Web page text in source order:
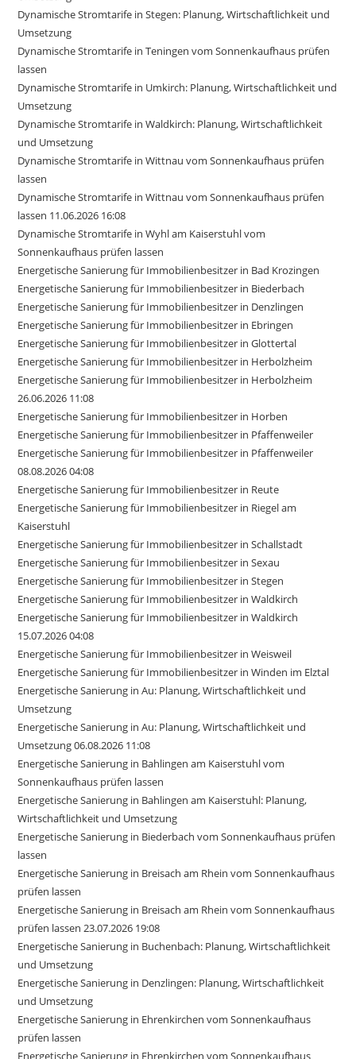
Dynamische Stromtarife in Stegen: Planung, Wirtschaftlichkeit und
Umsetzung
Dynamische Stromtarife in Teningen vom Sonnenkaufhaus prüfen
lassen
Dynamische Stromtarife in Umkirch: Planung, Wirtschaftlichkeit und
Umsetzung
Dynamische Stromtarife in Waldkirch: Planung, Wirtschaftlichkeit
und Umsetzung
Dynamische Stromtarife in Wittnau vom Sonnenkaufhaus prüfen
lassen
Dynamische Stromtarife in Wittnau vom Sonnenkaufhaus prüfen
lassen 11.06.2026 16:08
Dynamische Stromtarife in Wyhl am Kaiserstuhl vom
Sonnenkaufhaus prüfen lassen
Energetische Sanierung für Immobilienbesitzer in Bad Krozingen
Energetische Sanierung für Immobilienbesitzer in Biederbach
Energetische Sanierung für Immobilienbesitzer in Denzlingen
Energetische Sanierung für Immobilienbesitzer in Ebringen
Energetische Sanierung für Immobilienbesitzer in Glottertal
Energetische Sanierung für Immobilienbesitzer in Herbolzheim
Energetische Sanierung für Immobilienbesitzer in Herbolzheim
26.06.2026 11:08
Energetische Sanierung für Immobilienbesitzer in Horben
Energetische Sanierung für Immobilienbesitzer in Pfaffenweiler
Energetische Sanierung für Immobilienbesitzer in Pfaffenweiler
08.08.2026 04:08
Energetische Sanierung für Immobilienbesitzer in Reute
Energetische Sanierung für Immobilienbesitzer in Riegel am
Kaiserstuhl
Energetische Sanierung für Immobilienbesitzer in Schallstadt
Energetische Sanierung für Immobilienbesitzer in Sexau
Energetische Sanierung für Immobilienbesitzer in Stegen
Energetische Sanierung für Immobilienbesitzer in Waldkirch
Energetische Sanierung für Immobilienbesitzer in Waldkirch
15.07.2026 04:08
Energetische Sanierung für Immobilienbesitzer in Weisweil
Energetische Sanierung für Immobilienbesitzer in Winden im Elztal
Energetische Sanierung in Au: Planung, Wirtschaftlichkeit und
Umsetzung
Energetische Sanierung in Au: Planung, Wirtschaftlichkeit und
Umsetzung 06.08.2026 11:08
Energetische Sanierung in Bahlingen am Kaiserstuhl vom
Sonnenkaufhaus prüfen lassen
Energetische Sanierung in Bahlingen am Kaiserstuhl: Planung,
Wirtschaftlichkeit und Umsetzung
Energetische Sanierung in Biederbach vom Sonnenkaufhaus prüfen
lassen
Energetische Sanierung in Breisach am Rhein vom Sonnenkaufhaus
prüfen lassen
Energetische Sanierung in Breisach am Rhein vom Sonnenkaufhaus
prüfen lassen 23.07.2026 19:08
Energetische Sanierung in Buchenbach: Planung, Wirtschaftlichkeit
und Umsetzung
Energetische Sanierung in Denzlingen: Planung, Wirtschaftlichkeit
und Umsetzung
Energetische Sanierung in Ehrenkirchen vom Sonnenkaufhaus
prüfen lassen
Energetische Sanierung in Ehrenkirchen vom Sonnenkaufhaus